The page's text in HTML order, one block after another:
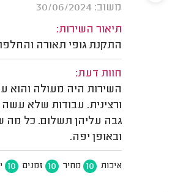
משוב: 30/06/2024
תיאור השירות:
התקנת גופי תאורה
חוות דעת:
השירות היה מעולה והוא
ורצינית. עבודות שלא
גבה עליהן תשלום. כל
ובאופן יפה.
איכות 10 מחיר 10 זמנים 10